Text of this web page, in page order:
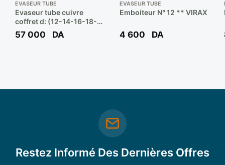
EVASEUR TUBE
Evaseur tube cuivre
coffret d: (12-14-16-18-
22-28-32 mm ) ref:
252644 ** VIRAX
57 000 DA
EVASEUR TUBE
Emboiteur N° 12 ** VIRAX
4 600 DA
Restez Informé Des Dernières Offres